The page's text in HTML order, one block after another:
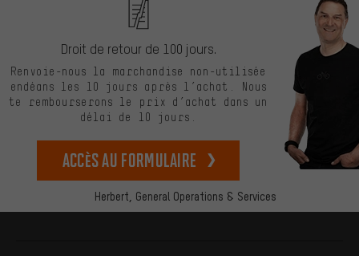
Herbert, General Operations & Services
Droit de retour de 100 jours.
Renvoie-nous la marchandise non-utilisée
endéans les 10 jours après l’achat. Nous
te rembourserons le prix d’achat dans un
délai de 10 jours.
Accès au formulaire